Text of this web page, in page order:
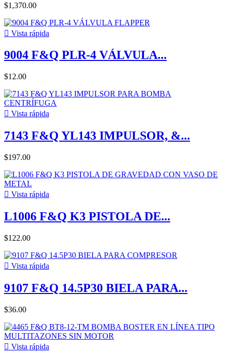
$1,370.00
 Vista rápida
9004 F&Q PLR-4 VÁLVULA...
$12.00
 Vista rápida
7143 F&Q YL143 IMPULSOR, &...
$197.00
 Vista rápida
L1006 F&Q K3 PISTOLA DE...
$122.00
 Vista rápida
9107 F&Q 14.5P30 BIELA PARA...
$36.00
 Vista rápida